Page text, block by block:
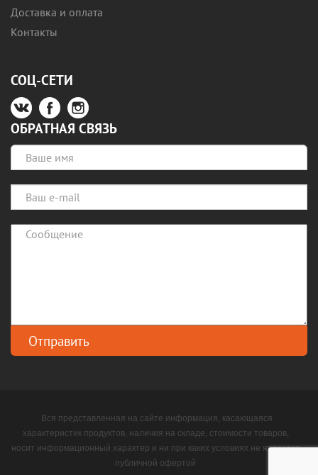
Доставка и оплата
Контакты
СОЦ-СЕТИ
ОБРАТНАЯ СВЯЗЬ
Вся представленная на сайте информация, касающаяся
характеристик продуктов, наличия на складе, стоимости товаров,
носит информационный характер и ни при каких условиях не является
публичной офертой